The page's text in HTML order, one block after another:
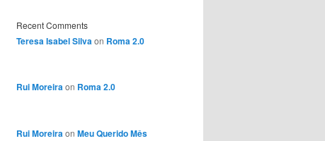
Recent Comments
Teresa Isabel Silvaon Roma 2.0
Rui Moreiraon Roma 2.0
Rui Moreiraon Meu Querido Mês